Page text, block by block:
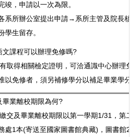
竣，申請以一次為限。
系所辦公室提出申請→系所主管及院長
學生留存。
課程可以辦理免修嗎?
取得相關檢定證明，可洽通識中心辦理免
以免修者，須另補修學分以補足畢業學分
業離校期限為何?
交及畢業離校期限以第一學期1/31，第二
處1本(寄送至國家圖書館典藏)，圖書館2